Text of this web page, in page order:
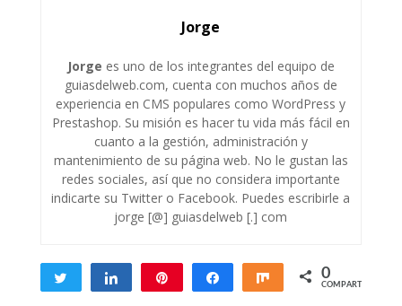
Jorge
Jorge es uno de los integrantes del equipo de
guiasdelweb.com, cuenta con muchos años de
experiencia en CMS populares como WordPress y
Prestashop. Su misión es hacer tu vida más fácil en
cuanto a la gestión, administración y
mantenimiento de su página web. No le gustan las
redes sociales, así que no considera importante
indicarte su Twitter o Facebook. Puedes escribirle a
jorge [@] guiasdelweb [.] com
Twittear Compartir Compartir Compartir
0
COMPARTIR